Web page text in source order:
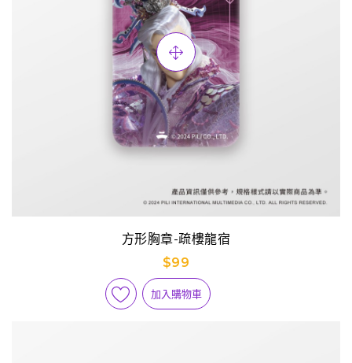
方形胸章-疏樓龍宿
$99
加入購物車